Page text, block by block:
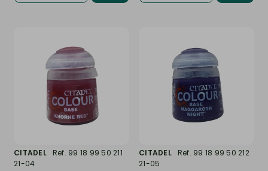
CITADEL
Ref. 99 18 99 50 211
21-04
CITADEL
Ref. 99 18 99 50 212
21-05